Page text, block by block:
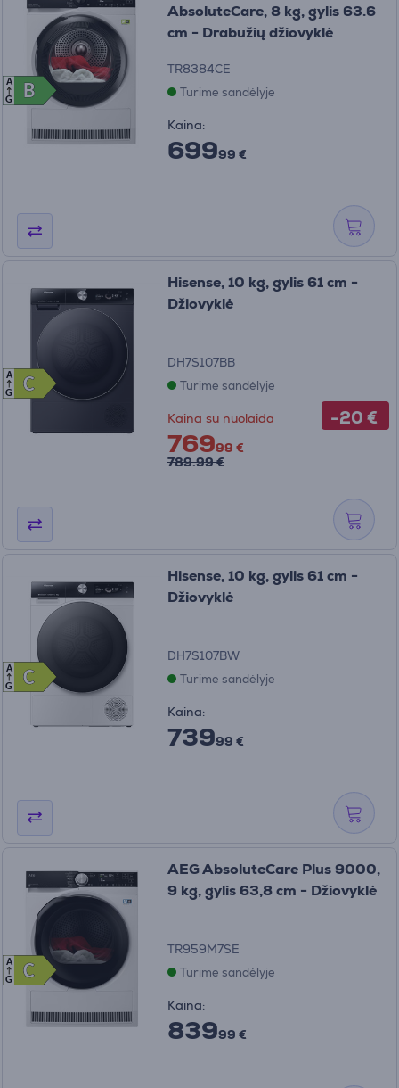
B
B
A
G
AbsoluteCare, 8 kg, gylis 63.6
cm - Drabužių džiovyklė
TR8384CE
Turime sandėlyje
Kaina:
69999 €
-20 €
C
C
A
G
Hisense, 10 kg, gylis 61 cm -
Džiovyklė
DH7S107BB
Turime sandėlyje
Kaina su nuolaida
76999 €
789.99 €
C
C
A
G
Hisense, 10 kg, gylis 61 cm -
Džiovyklė
DH7S107BW
Turime sandėlyje
Kaina:
73999 €
C
C
A
G
AEG AbsoluteCare Plus 9000,
9 kg, gylis 63,8 cm - Džiovyklė
TR959M7SE
Turime sandėlyje
Kaina:
83999 €